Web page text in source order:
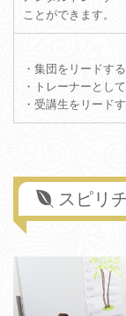
ことができます。
・集団をリードす
・トレーナーとし
・受講生をリード
スピリ